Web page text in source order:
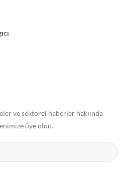
ve sektörel haberler hakıında
üye olun.